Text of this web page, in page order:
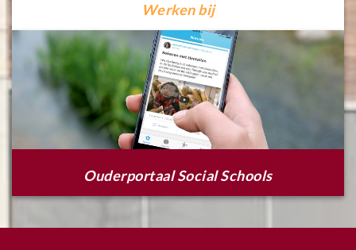
Werken bij
Ouderportaal Social Schools